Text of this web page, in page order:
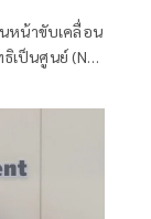
นหน้าขับเคลื่อน
เป็นศูนย์ (Net